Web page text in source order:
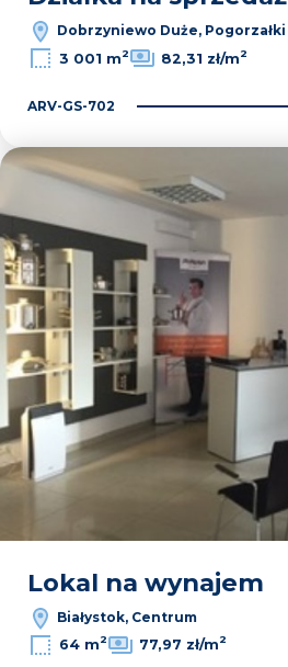
Dobrzyniewo Duże, Pogorzałki
3 001 m2 82,31 zł/m2
ARV-GS-702
Lokal na wynajem
Białystok, Centrum
64 m2 77,97 zł/m2